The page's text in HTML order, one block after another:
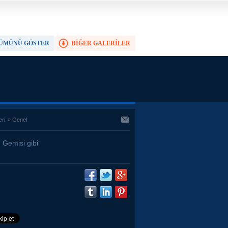
DİĞER GALERİLER
GÖSTER
» Genel
Gemisi gibi